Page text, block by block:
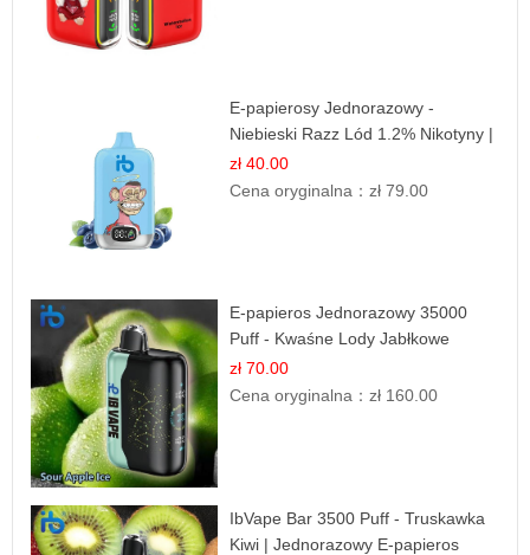
E-papierosy Jednorazowy -
Niebieski Razz Lód 1.2% Nikotyny |
Mocne Doznania
zł 40.00
Cena oryginalna：zł 79.00
E-papieros Jednorazowy 35000
Puff - Kwaśne Lody Jabłkowe
zł 70.00
Cena oryginalna：zł 160.00
IbVape Bar 3500 Puff - Truskawka
Kiwi | Jednorazowy E-papieros